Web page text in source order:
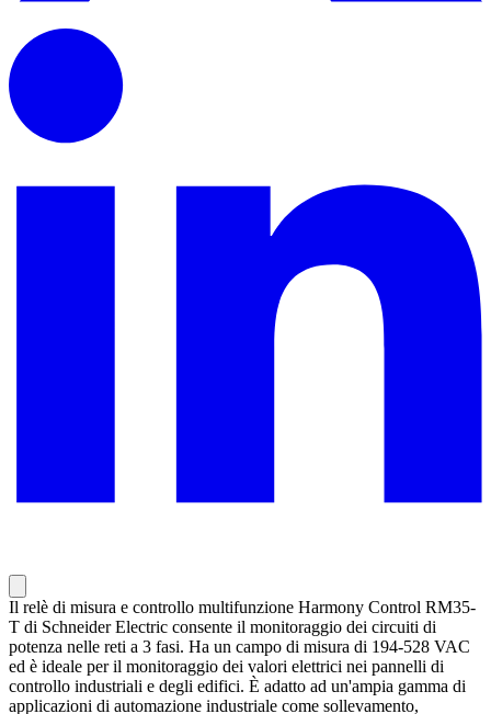
Il relè di misura e controllo multifunzione Harmony Control RM35-
T di Schneider Electric consente il monitoraggio dei circuiti di
potenza nelle reti a 3 fasi. Ha un campo di misura di 194-528 VAC
ed è ideale per il monitoraggio dei valori elettrici nei pannelli di
controllo industriali e degli edifici. È adatto ad un'ampia gamma di
applicazioni di automazione industriale come sollevamento,